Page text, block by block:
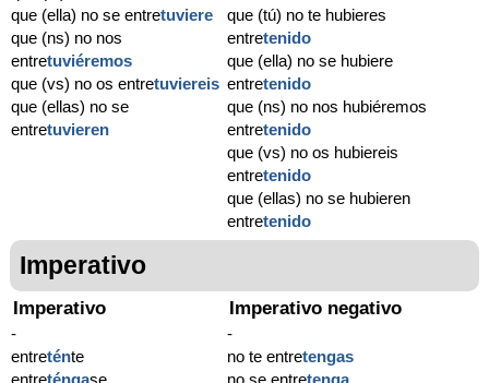
que (ella) no se entretuviere
que (ns) no nos
entretuviéremos
que (vs) no os entretuviereis
que (ellas) no se
entretuvieren
que (tú) no te hubieres
entretenido
que (ella) no se hubiere
entretenido
que (ns) no nos hubiéremos
entretenido
que (vs) no os hubiereis
entretenido
que (ellas) no se hubieren
entretenido
Imperativo
Imperativo
-
entreténte
entreténgase
Imperativo negativo
-
no te entretengas
no se entretenga